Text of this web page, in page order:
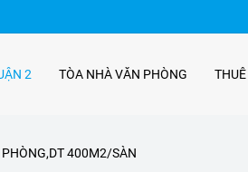
2 TÒA NHÀ VĂN PHÒNG
PHÒNG,DT 400M2/SÀN